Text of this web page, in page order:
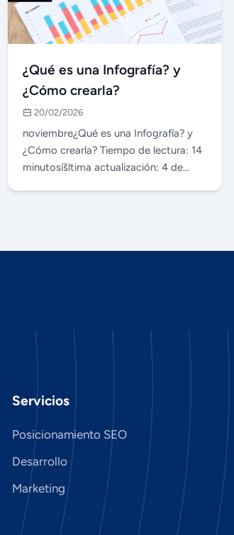
¿Qué es una Infografí­a? y
¿Cómo crearla?
20/02/2026
noviembre¿Qué es una Infografí­a? y
¿Cómo crearla? Tiempo de lectura: 14
minutosíšltima actualización: 4 de
Servicios
Posicionamiento SEO
Desarrollo
Marketing